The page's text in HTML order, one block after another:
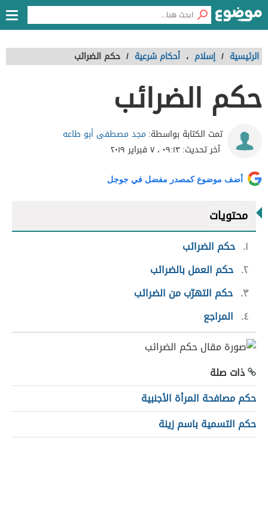
الرئيسية / إسلام ، أحكام شرعية / حكم الضرائب
حكم الضرائب
تمت الكتابة بواسطة: مجد مصطفى أبو طاعه
آخر تحديث:٠٩:١٣ ، ٧ فبراير ٢٠١٩
أضف موضوع كمصدر مفضل في جوجل
محتويات
١ حكم الضرائب
٢ حكم العمل بالضرائب
٣ حكم التهرّب من الضرائب
٤
المراجع
ذات صلة
حكم مصافحة المرأة الأجنبية
حكم التسمية باسم زينة